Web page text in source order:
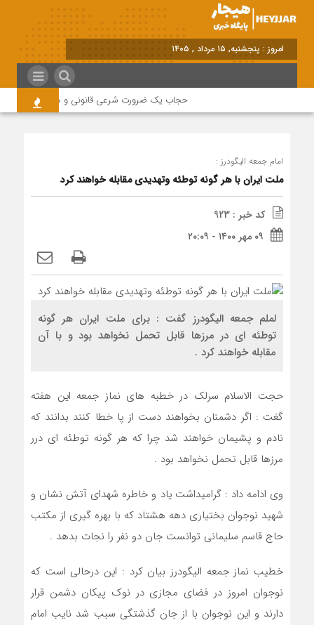
امروز : پنجشنبه, ۱۵ مرداد , ۱۴۰۵
حجاب یک ضرورت شرعی قانونی و همه در این
امام جمعه الیگودرز :
ملت ایران با هر گونه توطئه وتهدیدی مقابله خواهند کرد
کد خبر : 923
۰۹ مهر ۱۴۰۰ - ۲۰:۰۹
لملم جمعه الیگودرز گفت : برای ملت ایران هر گونه
توطئه ای در مرزها قابل تحمل نخواهد بود و با آن
مقابله خواهند کرد .
حجت الاسلام سرلک در خطبه های نماز جمعه این هفته
گغت : اگر دشمنان بخواهند دست از پا خطا کنند بدانند که
نادم و پشیمان خواهند شد چرا که هر گونه توطئه ای درر
مرزها قابل تحمل نخواهد بود .
وی ادامه داد : گرامیداشت یاد و خاطره شهدای آتش نشان و
شهید نوجوان بختیاری دهه هشتاد که با بهره گیری از مکتب
حاج قاسم سلیمانی توانست جان دو نفر را نجات بدهد .
خطیب نماز جمعه الیگودرز بیان کرد : این درحالی است که
نوجوان امروز در فضای مجازی در نوک پیکان دشمن قرار
دارند و این نوجوان با از جان گذشتگی سبب شد نایب امام